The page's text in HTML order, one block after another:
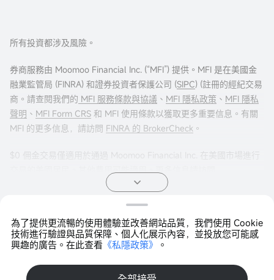
為了提供更流暢的使用體驗並改善網站品質，我們使用 Cookie
技術進行驗證與品質保障、個人化展示內容，並投放您可能感
興趣的廣告。在此查看 《私隱政策》 。
所有投資都涉及風險。
券商服務由 Moomoo Financial Inc. (“MFI”) 提供。MFI 是在美國金
融業監管局 (FINRA) 和證券投資者保護公司 (SIPC) (註冊的經紀交易
商。請查閱我們的 MFI 服務條款與協議 、 MFI 隱私政策 、 MFI 隱私
聲明 、 MFI Form CRS 和 MFI 使用條款以獲取更多重要信息。有關
MFI 的更多信息，請訪問 FINRA 的 BrokerCheck 。
$0 佣金交易僅適用於通過 Moomoo Financial Inc. 在美國市場進行
交易的美國居民。其他費用可能適用。更多信息請訪問
。
權交易策略之前，閱讀《標準化期權的特徵與風險》非常重要。期
權交易通常很複雜，並可能在相對較短的時間內導致損失全部投
始投資金額。任何聲明的證明文件（如適用）將應要求提供。
Copyright © 2026 Moomoo Technologies Inc. 版權所有